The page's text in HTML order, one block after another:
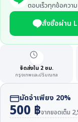
ตอบเร็วทุกข้อควา
สั่งซื้อผ่าน
จัดส่งใน 2 ชม.
กรุงเทพและปริมณฑล
มัดจำเพียง 20%
500 ฿จากยอดเต็ม